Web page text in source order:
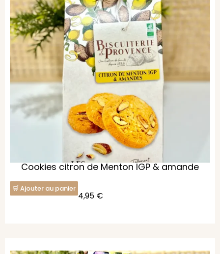
Cookies citron de Menton IGP & amande
Ajouter au panier
4,95 €